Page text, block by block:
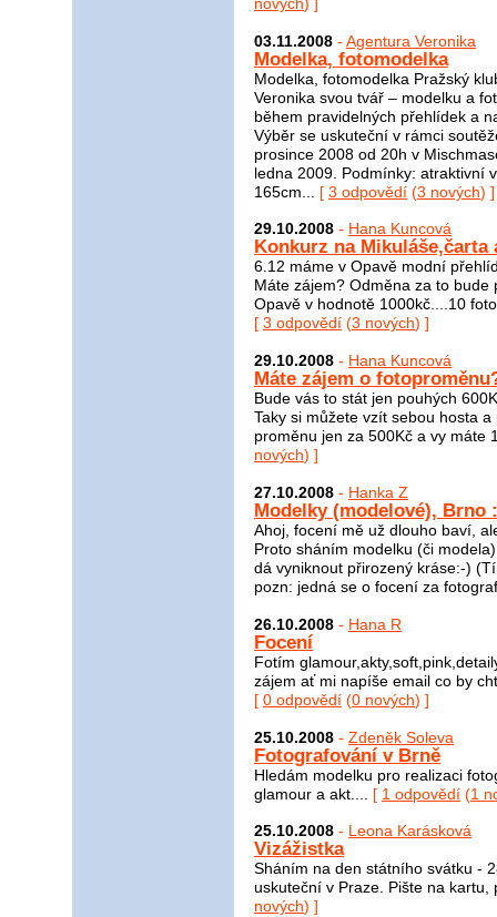
03.11.2008 - Agentura Veronika
Modelka, fotomodelka
Modelka, fotomodelka Pražský
Veronika svou tvář – modelku a
během pravidelných přehlídek a
Výběr se uskuteční v rámci
prosince 2008 od 20h v
ledna 2009. Podmínky: atraktivní
165cm... [ 3 odpovědí (3 nových) ]
29.10.2008 - Hana Kuncová
Konkurz na Mikuláše,čarta
6.12 máme v Opavě modní
Máte zájem? Odměna za to bude
Opavě v hodnotě 1000kč....10
[ 3 odpovědí (3 nových) ]
29.10.2008 - Hana Kuncová
Máte zájem o
Bude vás to stát jen pouhých
Taky si můžete vzít sebou hosta
proměnu jen za 500Kč a vy máte
nových) ]
27.10.2008 - Hanka Z
Modelky (modelové), Brno
Ahoj, focení mě už dlouho baví,
Proto sháním modelku (či
dá vyniknout přirozený kráse:-)
pozn: jedná se o focení za
26.10.2008 - Hana R
Focení
Fotím
zájem ať mi napíše email co by
[ 0 odpovědí (0 nových) ]
25.10.2008 - Zdeněk Soleva
Fotografování v Brně
Hledám modelku pro realizaci
glamour a akt.... [ 1 odpovědí (1
25.10.2008 - Leona Karásková
Vizážistka
Sháním na den státního svátku -
uskuteční v Praze. Pište na
nových) ]